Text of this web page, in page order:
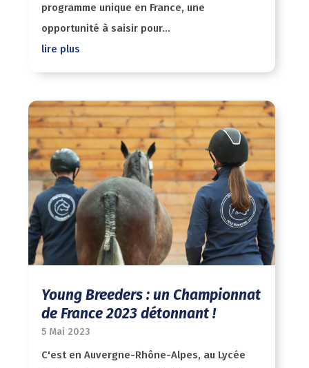
programme unique en France, une
opportunité à saisir pour...
lire plus
Young Breeders : un Championnat
de France 2023 détonnant !
5 Mai 2023
C'est en Auvergne-Rhône-Alpes, au Lycée